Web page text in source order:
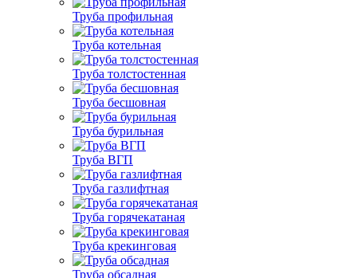
Труба профильная
Труба котельная
Труба толстостенная
Труба бесшовная
Труба бурильная
Труба ВГП
Труба газлифтная
Труба горячекатаная
Труба крекинговая
Труба обсадная